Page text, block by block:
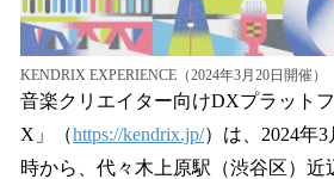
KENDRIX EXPERIENCE（2024年3月20日開催）
音楽クリエイター向けDXプラット
X」（https://kendrix.jp/）は、2024年
時から、代々木上原駅（渋谷区）